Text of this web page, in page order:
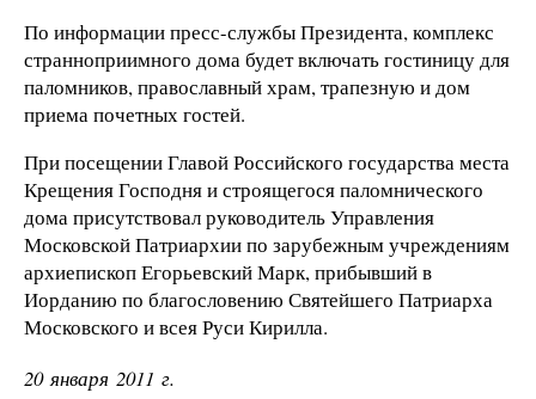
По информации пресс-службы Президента, комплекс
странноприимного дома будет включать гостиницу для
паломников, православный храм, трапезную и дом
приема почетных гостей.
При посещении Главой Российского государства места
Крещения Господня и строящегося паломнического
дома присутствовал руководитель Управления
Московской Патриархии по зарубежным учреждениям
архиепископ Егорьевский Марк, прибывший в
Иорданию по благословению Святейшего Патриарха
Московского и всея Руси Кирилла.
20 января 2011 г.